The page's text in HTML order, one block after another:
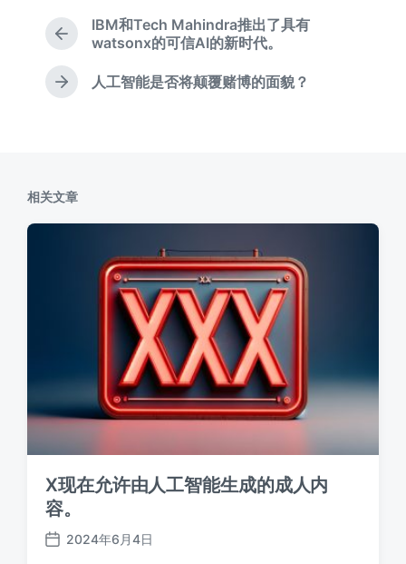
上
文
章
IBM和Tech Mahindra推出了具有
watsonx的可信AI的新时代。
下
人工智能是否将颠覆赌博的面貌？
相关文章
X现在允许由人工智能生成的成人内
容。
发
2024年6月4日